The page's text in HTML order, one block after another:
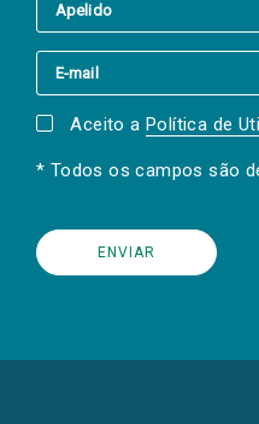
Aceito a Política de
* Todos os campos são